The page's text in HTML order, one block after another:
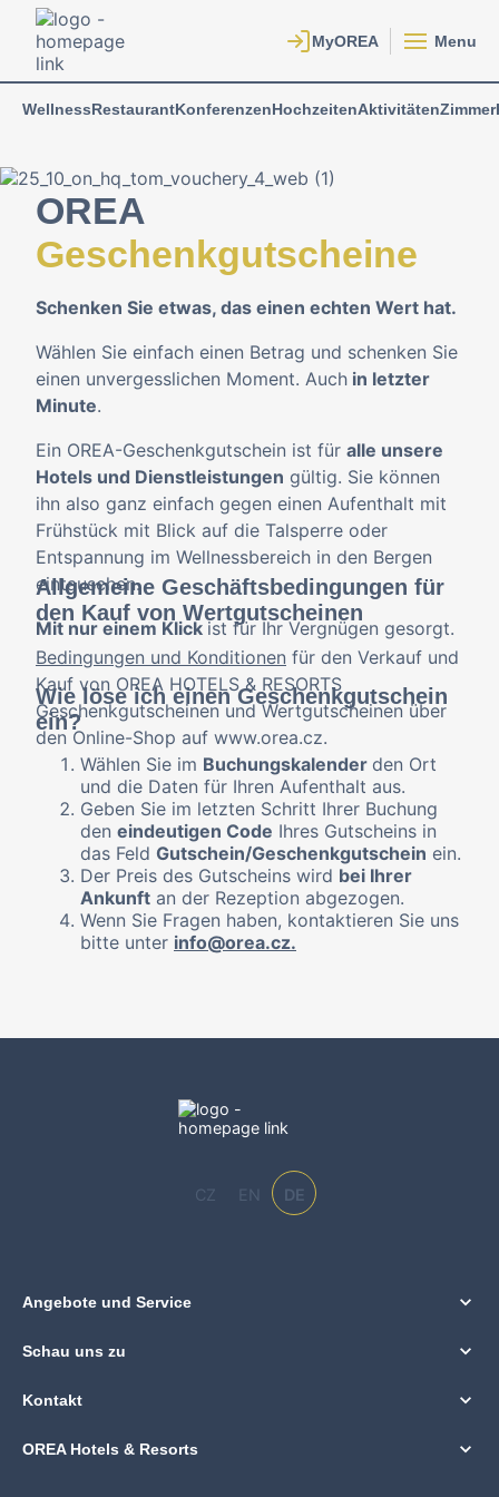
Menu
WellnessRestaurantKonferenzenHochzeitenAktivitätenZimmer
OREA
Geschenkgutscheine
Schenken Sie etwas, das einen echten Wert hat.
Wählen Sie einfach einen Betrag und schenken Sie
einen unvergesslichen Moment. Auch in letzter
Minute.
Ein OREA-Geschenkgutschein ist für alle unsere
Hotels und Dienstleistungen gültig. Sie können
ihn also ganz einfach gegen einen Aufenthalt mit
Frühstück mit Blick auf die Talsperre oder
Entspannung im Wellnessbereich in den Bergen
eintauschen.
Mit nur einem Klick ist für Ihr Vergnügen gesorgt.
Allgemeine Geschäftsbedingungen für
den Kauf von Wertgutscheinen
Bedingungen und Konditionen für den Verkauf und
Kauf von OREA HOTELS & RESORTS
Geschenkgutscheinen und Wertgutscheinen über
den Online-Shop auf www.orea.cz.
Wie löse ich einen Geschenkgutschein
ein?
Wählen Sie im Buchungskalender den Ort
und die Daten für Ihren Aufenthalt aus.
Geben Sie im letzten Schritt Ihrer Buchung
den eindeutigen Code Ihres Gutscheins in
das Feld Gutschein/Geschenkgutschein ein.
Der Preis des Gutscheins wird bei Ihrer
Ankunft an der Rezeption abgezogen.
Wenn Sie Fragen haben, kontaktieren Sie uns
bitte unter info@orea.cz.
CZ EN DE
Angebote und Service
Schau uns zu
Kontakt
OREA Hotels & Resorts